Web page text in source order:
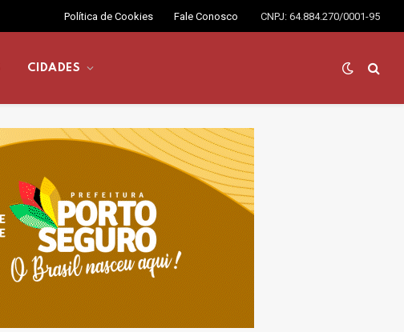
Política de Cookies Fale Conosco CNPJ: 64.884.270/0001-95
CIDADES